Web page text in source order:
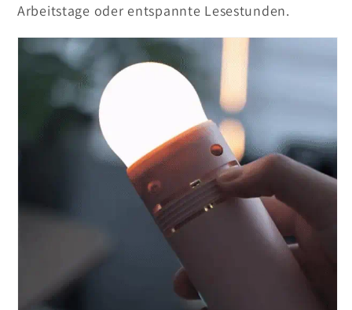
Arbeitstage oder entspannte Lesestunden.